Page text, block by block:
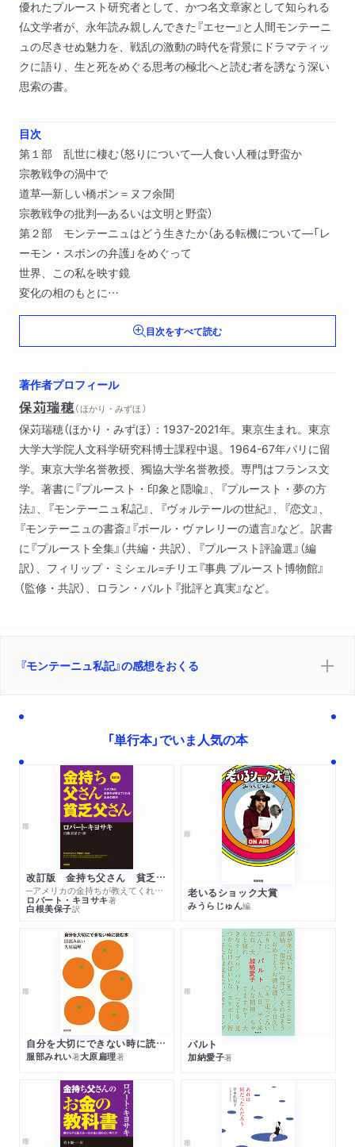
優れたプルースト研究者として、かつ名文章家として知られる
仏文学者が、永年読み親しんできた『エセー』と人間モンテーニ
ュの尽きせぬ魅力を、戦乱の激動の時代を背景にドラマティッ
クに語り、生と死をめぐる思考の極北へと読む者を誘なう深い
思索の書。
目次
第１部 乱世に棲む（怒りについて―人食い人種は野蛮か
宗教戦争の渦中で
道草―新しい橋ポン＝ヌフ余聞
宗教戦争の批判―あるいは文明と野蛮）
第２部 モンテーニュはどう生きたか（ある転機について―「レ
ーモン・スボンの弁護」をめぐって
世界、この私を映す鏡
変化の相のもとに
果樹園にて―日々が静かであるために）
目次をすべて読む
著作者プロフィール
保苅瑞穂（ ほかり・みずほ ）
保苅瑞穂（ほかり・みずほ）：1937-2021年。東京生まれ。東京
大学大学院人文科学研究科博士課程中退。1964-67年パリに留
学。東京大学名誉教授、獨協大学名誉教授。専門はフランス文
学。著書に『プルースト・印象と隠喩』、『プルースト・夢の方
法』、『モンテーニュ私記』、『ヴォルテールの世紀』、『恋文』、
『モンテーニュの書斎』『ポール・ヴァレリーの遺言』など。訳書
に『プルースト全集』（共編・共訳）、『プルースト評論選』（編
訳）、フィリップ・ミシェル=チリエ『事典 プルースト博物館』
（監修・共訳）、ロラン・バルト『批評と真実』など。
『モンテーニュ私記』の感想をおくる
「単行本」でいま人気の本
改訂版 金持ち父さん 貧乏父さん
─アメリカの金持ちが教えてくれるお金の哲学
ロバート・キヨサキ著
白根美保子訳
老いるショック大賞
みうらじゅん編
自分を大切にできない時に読む本
服部みれい著大原扁理著
パルト
加納愛子著